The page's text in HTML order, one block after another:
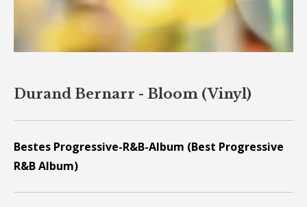
Durand Bernarr - Bloom (Vinyl)
Bestes Progressive-R&B-Album (Best Progressive
R&B Album)